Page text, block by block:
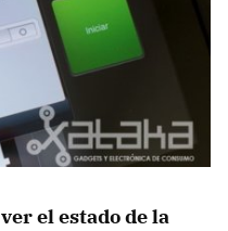
ver el estado de la